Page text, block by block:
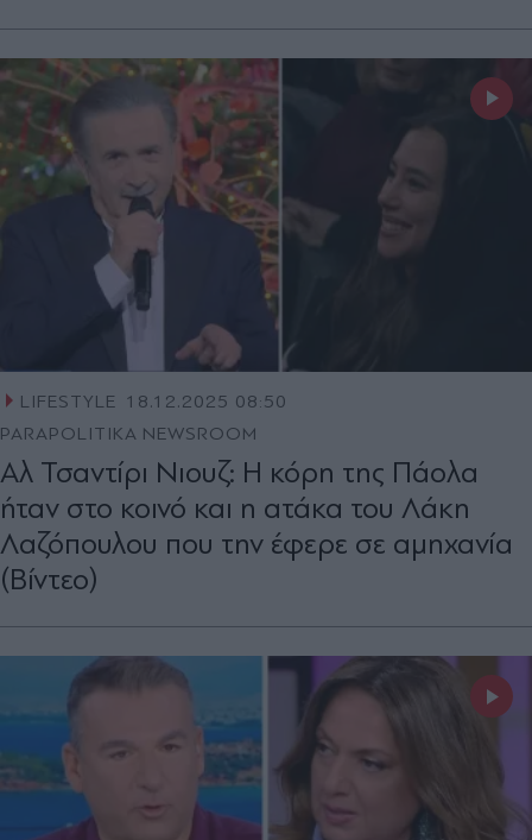
LIFESTYLE 18.12.2025 08:50
PARAPOLITIKA NEWSROOM
Αλ Τσαντίρι Νιουζ: Η κόρη της Πάολα
ήταν στο κοινό και η ατάκα του Λάκη
Λαζόπουλου που την έφερε σε αμηχανία
(Βίντεο)